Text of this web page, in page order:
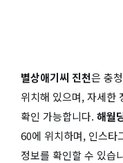
별상애기씨 진천은 충
위치해 있으며, 자세
확인 가능합니다. 해월
60에 위치하며, 인스
정보를 확인할 수 있습